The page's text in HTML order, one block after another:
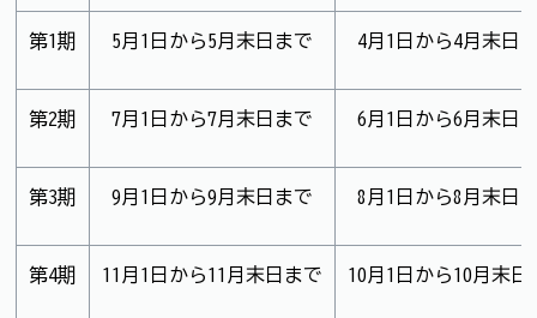
第1期 5月1日から5月末日まで 4月1日から4月末日
第2期 7月1日から7月末日まで 6月1日から6月末日
第3期 9月1日から9月末日まで 8月1日から8月末日
第4期 11月1日から11月末日まで 10月1日から10月末日